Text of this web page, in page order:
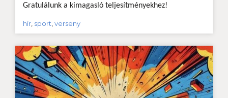
Gratulálunk a kimagasló teljesítményekhez!
hír sport verseny